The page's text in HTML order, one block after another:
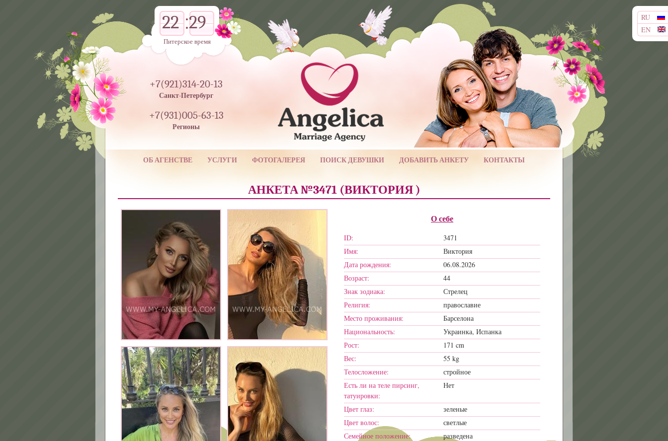
RU
EN
+7(921)314-20-13
Санкт-Петербург
+7(931)005-63-13
Регионы
22 29
Питерское время
ОБ АГЕНСТВЕ УСЛУГИ ФОТОГАЛЕРЕЯ ПОИСК ДЕВУШКИ ДОБАВИТЬ АНКЕТУ КОНТАКТЫ
АНКЕТА №3471 (ВИКТОРИЯ )
О себе
ID:
3471
Имя:
Виктория
Дата рождения:
06.08.2026
Возраст:
44
Знак зодиака:
Стрелец
Религия:
православие
Место проживания:
Барселона
Национальность:
Украинка, Испанка
Рост:
171 cm
Вес:
55 kg
Телосложение:
стройное
Есть ли на теле пирсинг,
татуировки:
Нет
Цвет глаз:
зеленые
Цвет волос:
светлые
Семейное положение:
разведена